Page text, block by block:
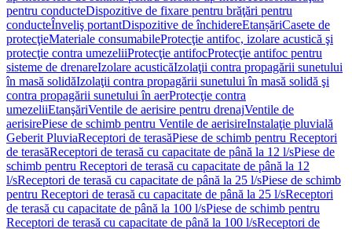
pentru conducteDispozitive de fixare pentru brăţări pentru
conducteÎnveliş portantDispozitive de închidereEtanșăriCasete de
protecţieMateriale consumabileProtecţie antifoc, izolare acustică şi
protecţie contra umezeliiProtecţie antifocProtecţie antifoc pentru
sisteme de drenareIzolare acusticăIzolaţii contra propagării sunetului
în masă solidăIzolaţii contra propagării sunetului în masă solidă şi
contra propagării sunetului în aerProtecţie contra
umezeliiEtanşăriVentile de aerisire pentru drenajVentile de
aerisirePiese de schimb pentru Ventile de aerisireInstalaţie pluvială
Geberit PluviaReceptori de terasăPiese de schimb pentru Receptori
de terasăReceptori de terasă cu capacitate de până la 12 l/sPiese de
schimb pentru Receptori de terasă cu capacitate de până la 12
l/sReceptori de terasă cu capacitate de până la 25 l/sPiese de schimb
pentru Receptori de terasă cu capacitate de până la 25 l/sReceptori
de terasă cu capacitate de până la 100 l/sPiese de schimb pentru
Receptori de terasă cu capacitate de până la 100 l/sReceptori de